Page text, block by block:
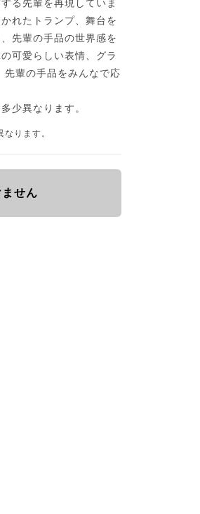
る先輩を再現していま
れたトランプ、舞台を
先輩の手品の世界感を
可愛らしい表情、グラ
先輩の手品をみんなで応
少異なります。
ります。
せん